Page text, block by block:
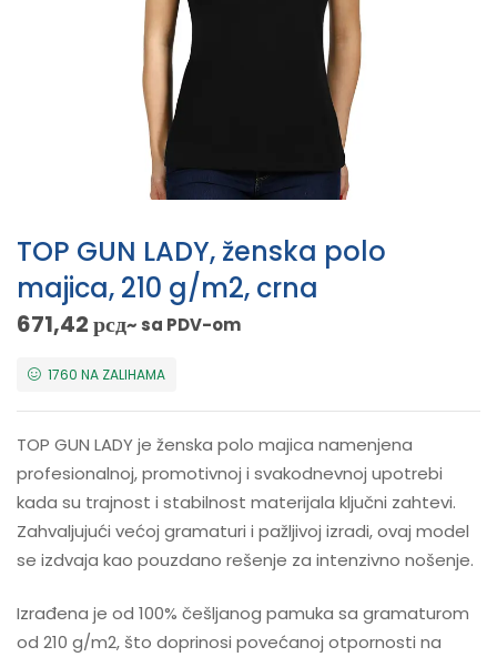
TOP GUN LADY, ženska polo
majica, 210 g/m2, crna
671,42рсд~ sa PDV-om
1760 NA ZALIHAMA
TOP GUN LADY je ženska polo majica namenjena
profesionalnoj, promotivnoj i svakodnevnoj upotrebi
kada su trajnost i stabilnost materijala ključni zahtevi.
Zahvaljujući većoj gramaturi i pažljivoj izradi, ovaj model
se izdvaja kao pouzdano rešenje za intenzivno nošenje.
Izrađena je od 100% češljanog pamuka sa gramaturom
od 210 g/m2, što doprinosi povećanoj otpornosti na